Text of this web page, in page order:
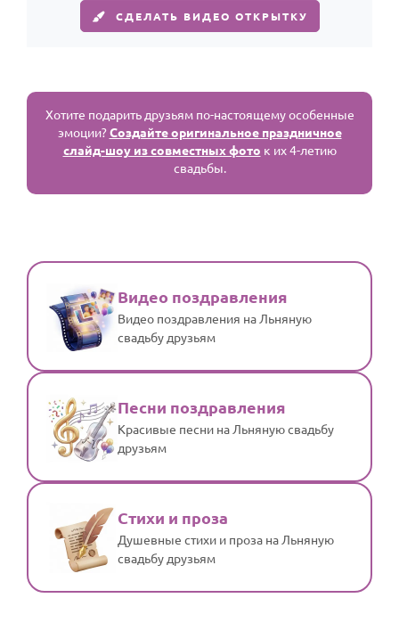
СДЕЛАТЬ ВИДЕО ОТКРЫТКУ
Хотите подарить друзьям по-настоящему особенные
эмоции?Создайте оригинальное праздничное
слайд-шоу из совместных фото к их 4-летию
свадьбы.
Видео поздравления
Видео поздравления на Льняную
свадьбу друзьям
Песни поздравления
Красивые песни на Льняную свадьбу
друзьям
Стихи и проза
Душевные стихи и проза на Льняную
свадьбу друзьям